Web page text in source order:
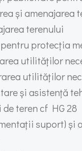
și amenajarea
terenului
protecția
utilităților
utilităților
și asistență
teren cf HG 28
suport) și